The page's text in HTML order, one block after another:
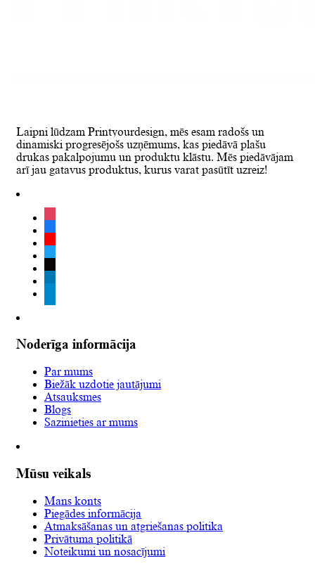
Laipni lūdzam Printyourdesign, mēs esam radošs un
dinamiski progresējošs uzņēmums, kas piedāvā plašu
drukas pakalpojumu un produktu klāstu. Mēs piedāvājam
arī jau gatavus produktus, kurus varat pasūtīt uzreiz!
instagram
facebook
youtube
twitter
tiktok
Noderīga informācija
Par mums
Biežāk uzdotie jautājumi
Atsauksmes
Blogs
Sazinieties ar mums
Mūsu veikals
Mans konts
Piegādes informācija
Atmaksāšanas un atgriešanas politika
Privātuma politikā
Noteikumi un nosacījumi